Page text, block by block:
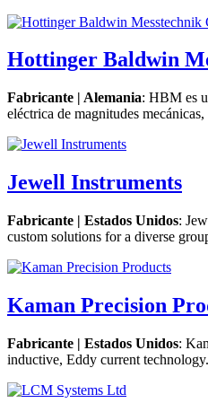
Hottinger Baldwin
Fabricante | Alemania: HBM es
eléctrica de magnitudes
Jewell Instruments
Fabricante | Estados Unidos:
custom solutions for a diverse
Kaman Precision
Fabricante | Estados Unidos:
inductive, Eddy current